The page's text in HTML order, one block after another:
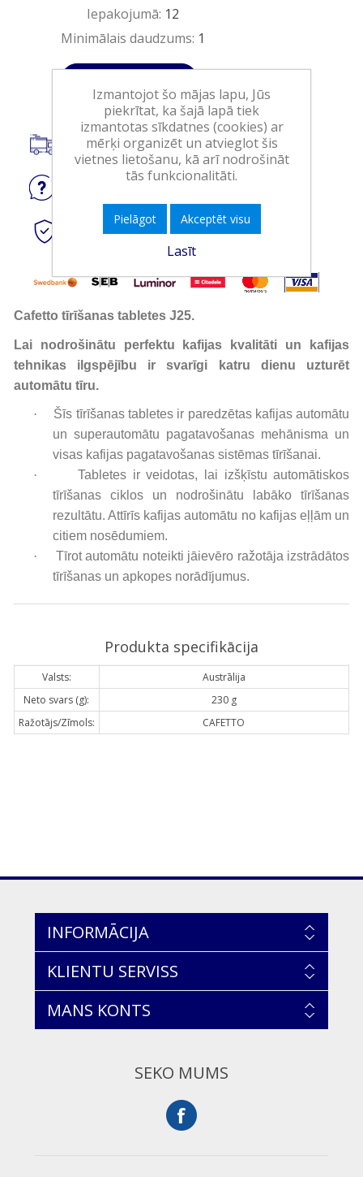
Iepakojumā: 12
Minimālais daudzums: 1
Piegāde visā Latvijā.
Drošitiešsaistes maksājumi
Cafetto tīrīšanas tabletes J25.
Lai nodrošinātu perfektu kafijas kvalitāti un kafijas
tehnikas ilgspējību ir svarīgi katru dienu uzturēt
automātu tīru.
·
Šīs tīrīšanas tabletes ir paredzētas kafijas automātu
un superautomātu pagatavošanas mehānisma un
visas kafijas pagatavošanas sistēmas tīrīšanai.
·
Tabletes ir veidotas, lai izšķīstu automātiskos
tīrīšanas ciklos un nodrošinātu labāko tīrīšanas
rezultātu. Attīrīs kafijas automātu no kafijas eļļām un
citiem nosēdumiem.
·
Tīrot automātu noteikti jāievēro ražotāja izstrādātos
tīrīšanas un apkopes norādījumus.
Produkta specifikācija
Valsts:
Austrālija
Neto svars (g):
230 g
Ražotājs/Zīmols:
CAFETTO
INFORMĀCIJA
KLIENTU SERVISS
MANS KONTS
SEKO MUMS
Izmantojot šo mājas lapu, Jūs
piekrītat, ka šajā lapā tiek
izmantotas sīkdatnes (cookies) ar
mērķi organizēt un atvieglot šis
vietnes lietošanu, kā arī nodrošināt
tās funkcionalitāti.
Pielāgot Akceptēt visu
Lasīt